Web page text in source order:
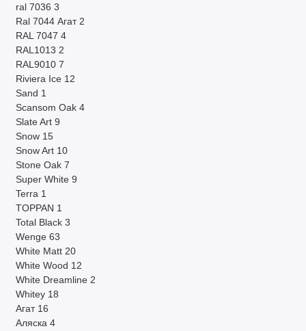
ral 7036 3
Ral 7044 Агат 2
RAL 7047 4
RAL1013 2
RAL9010 7
Riviera Ice 12
Sand 1
Scansom Oak 4
Slate Art 9
Snow 15
Snow Art 10
Stone Oak 7
Super White 9
Terra 1
TOPPAN 1
Total Black 3
Wenge 63
White Matt 20
White Wood 12
White Dreamline 2
Whitey 18
Агат 16
Аляска 4